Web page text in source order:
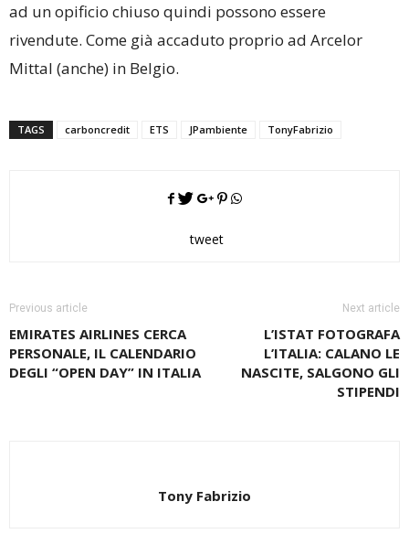
ad un opificio chiuso quindi possono essere
rivendute. Come già accaduto proprio ad Arcelor
Mittal (anche) in Belgio.
TAGS carboncredit ETS JPambiente TonyFabrizio
tweet
Previous article
EMIRATES AIRLINES CERCA
PERSONALE, IL CALENDARIO
DEGLI “OPEN DAY” IN ITALIA
Next article
L’ISTAT FOTOGRAFA
L’ITALIA: CALANO LE
NASCITE, SALGONO GLI
STIPENDI
Tony Fabrizio